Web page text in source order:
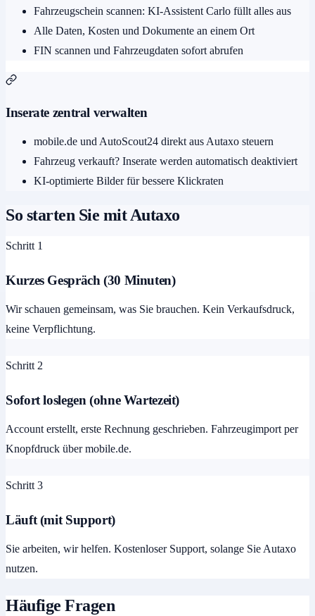
Fahrzeugschein scannen: KI-Assistent Carlo füllt alles aus
Alle Daten, Kosten und Dokumente an einem Ort
FIN scannen und Fahrzeugdaten sofort abrufen
Inserate zentral verwalten
mobile.de und AutoScout24 direkt aus Autaxo steuern
Fahrzeug verkauft? Inserate werden automatisch deaktiviert
KI-optimierte Bilder für bessere Klickraten
So starten Sie mit Autaxo
Schritt 1
Kurzes Gespräch (30 Minuten)
Wir schauen gemeinsam, was Sie brauchen. Kein Verkaufsdruck,
keine Verpflichtung.
Schritt 2
Sofort loslegen (ohne Wartezeit)
Account erstellt, erste Rechnung geschrieben. Fahrzeugimport per
Knopfdruck über mobile.de.
Schritt 3
Läuft (mit Support)
Sie arbeiten, wir helfen. Kostenloser Support, solange Sie Autaxo
nutzen.
Häufige Fragen